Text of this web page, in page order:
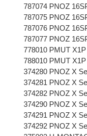
787074 PNOZ
787075 PNOZ
787076 PNOZ
787077 PNOZ
778010 PMUT
788010 PMUT
374280 PNOZ X
374281 PNOZ X
374282 PNOZ X
374290 PNOZ X
374291 PNOZ X
374292 PNOZ X